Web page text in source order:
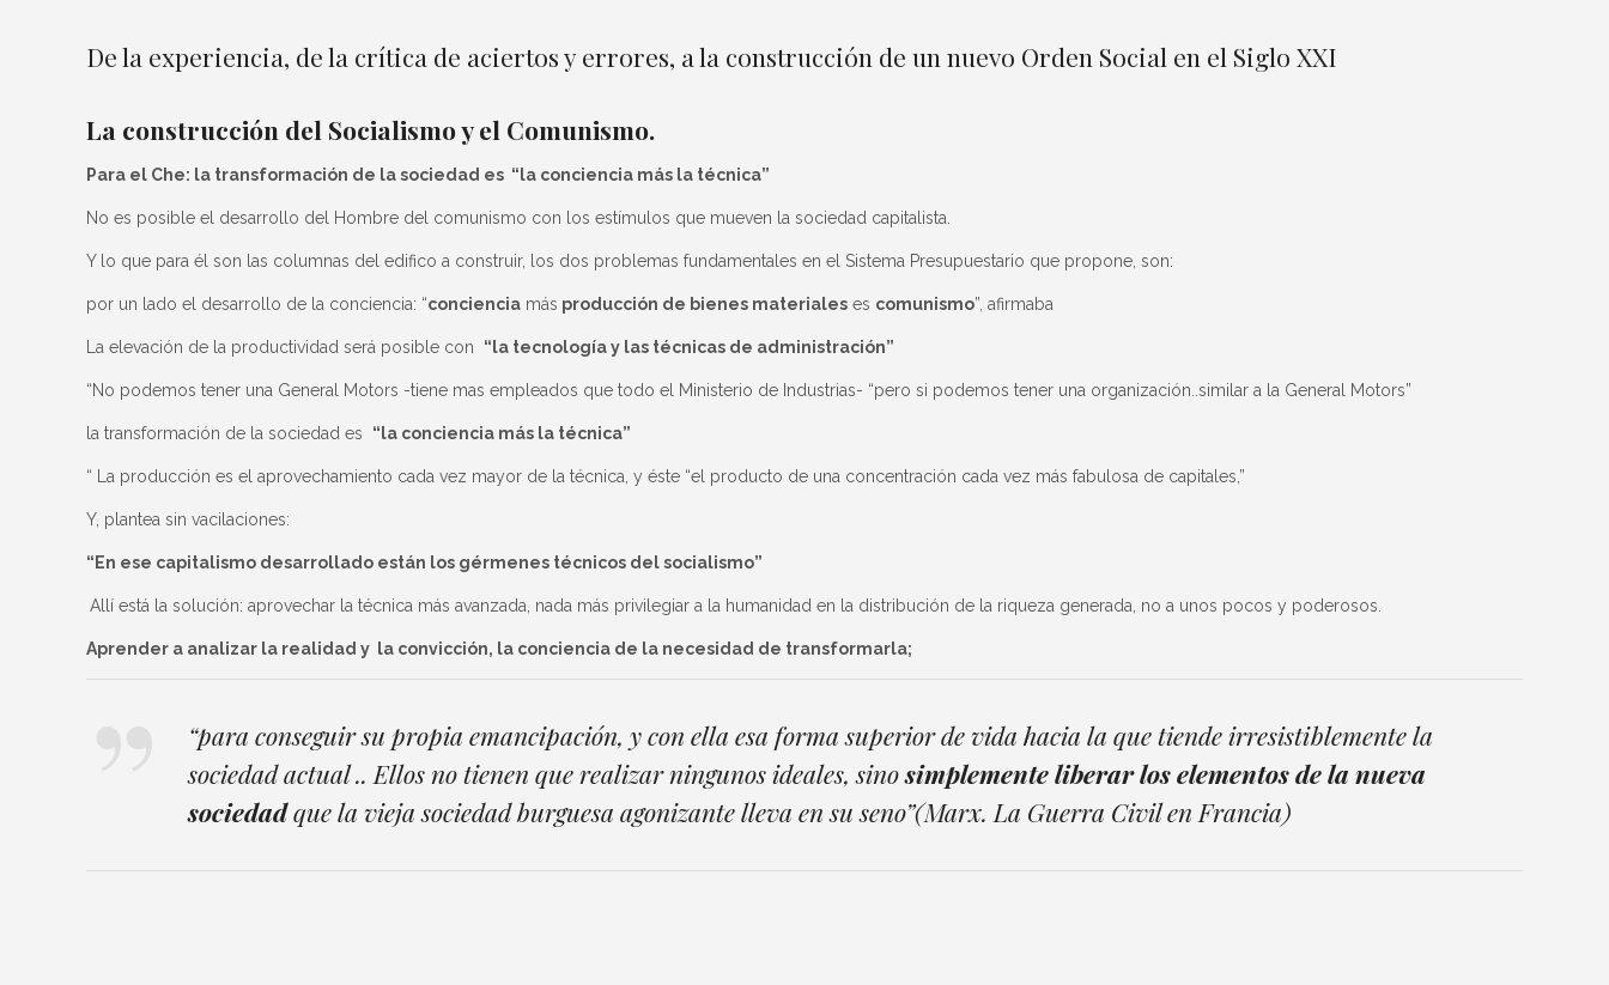
De la experiencia, de la crítica de aciertos y errores, a la construcción de un nuevo Orden Social en el Siglo XXI
La construcción del Socialismo y el Comunismo.
Para el Che: la transformación de la sociedad es “la conciencia más la técnica”
No es posible el desarrollo del Hombre del comunismo con los estímulos que mueven la sociedad capitalista.
Y lo que para él son las columnas del edifico a construir, los dos problemas fundamentales en el Sistema Presupuestario que propone, son:
por un lado el desarrollo de la conciencia: “conciencia más producción de bienes materiales es comunismo”, afirmaba
La elevación de la productividad será posible con “la tecnología y las técnicas de administración”
“No podemos tener una General Motors -tiene mas empleados que todo el Ministerio de Industrias- “pero si podemos tener una organización..similar a la General Motors”
la transformación de la sociedad es “la conciencia más la técnica”
“ La producción es el aprovechamiento cada vez mayor de la técnica, y éste “el producto de una concentración cada vez más fabulosa de capitales,”
Y, plantea sin vacilaciones:
“ En ese capitalismo desarrollado están los gérmenes técnicos del socialismo”
Allí está la solución: aprovechar la técnica más avanzada, nada más privilegiar a la humanidad en la distribución de la riqueza generada, no a unos pocos y poderosos.
Aprender a analizar la realidad y la convicción, la conciencia de la necesidad de transformarla;
“para conseguir su propia emancipación, y con ella esa forma superior de vida hacia la que tiende irresistiblemente la
sociedad actual .. Ellos no tienen que realizar ningunos ideales, sinosimplemente liberar los elementos de la nueva
sociedadque la vieja sociedad burguesa agonizante lleva en su seno”(Marx. La Guerra Civil en Francia)